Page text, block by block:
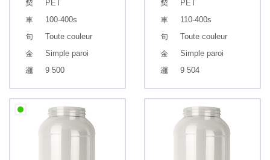
PET
100-400s
Toute couleur
Simple paroi
9 500
PET
110-400s
Toute couleur
Simple paroi
9 504